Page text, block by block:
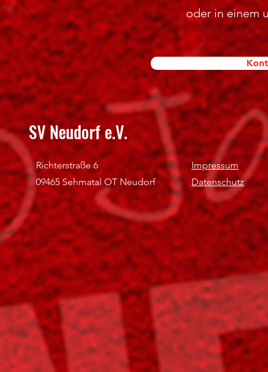
oder in einem
SV Neudorf e.V.
Richterstraße 6
09465 Sehmatal OT Neudorf
Impressum
Datenschutz